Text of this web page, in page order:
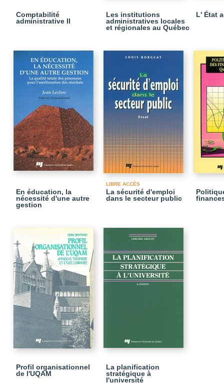
Comptabilité
administrative II
Les institutions
administratives locales
et régionales au Québec
L' État
En éducation, la
nécessité d'une autre
gestion
LIBRE ACCÈS
La sécurité d'emploi
dans le secteur public
Profil organisationnel
de l'UQAM
La planification
stratégique à
l'université